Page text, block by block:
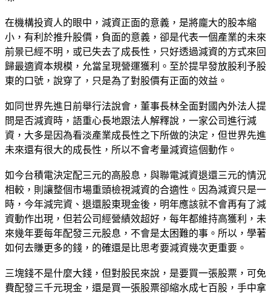
在機構投資人的眼中，減資正面的意義，是將龐大的股本縮
小，有利於推升股價，負面的意義，卻是代表一個產業的未來
前景已經不明，或已失去了成長性，只好透過減資的方式來回
歸最適資本規模，允當呈現營運獲利。至於提早發放股利予股
東的口號，說穿了，只是為了對股價有正面的效益。
如同世界先進日前舉行法說會，董事長林全面對國內外法人提
問是否減資時，語重心長地跟法人解釋說，一家公司進行減
資，大多是因為看淡產業成長性之下所做的決定，但世界先進
未來還有很大的成長性，所以不會考量減資這個動作。
如今台積電決定配三元的高股息，與聯電減資退還三元的情況
相較，則讓整個市場重頭檢視減資的合適性。因為減資只是一
時，今年減完資、退還股東現金後，明年應該就不會再有了減
資動作出現，但若公司經營績效超好，每年都維持高獲利，未
來幾年要每年配發三元股息，不會是太困難的事。所以，學著
如何去賺更多的錢，的確還是比思考要減資幾次更重要。
三塊錢不是什麼大錢，但對股民來說，是要買一張股票，可免
費配發三千元現金，還是買一張股票卻縮水成七百股，手中拿